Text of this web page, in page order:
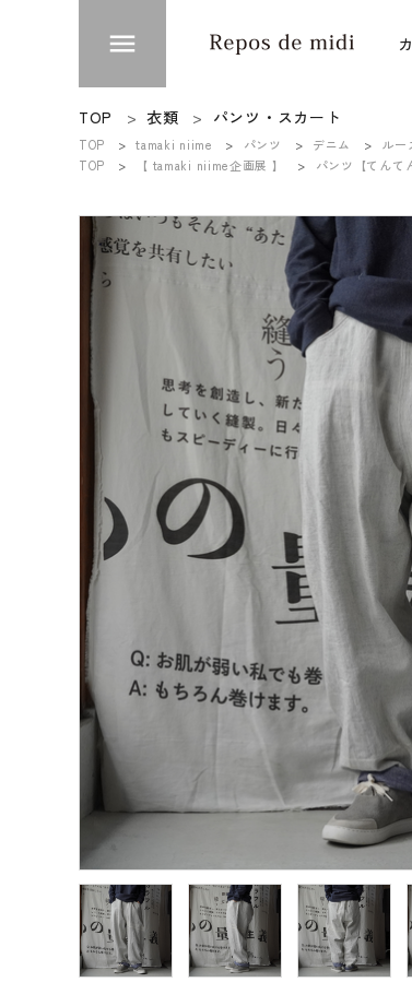
menu
ACCOUNT MENU
ようこそ ゲスト 様
カテゴリー
インフォメーション
ご利用ガイド
プライバシーポリシー
特定商取引法について
お問い合わせ
TOP 衣類 パンツ・スカート
TOP tamaki niime パンツ デニム
ルー
TOP
【 tamaki niime企画展 】 パンツ【てんて